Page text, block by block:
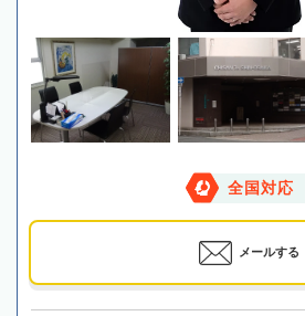
全国対応
メールする